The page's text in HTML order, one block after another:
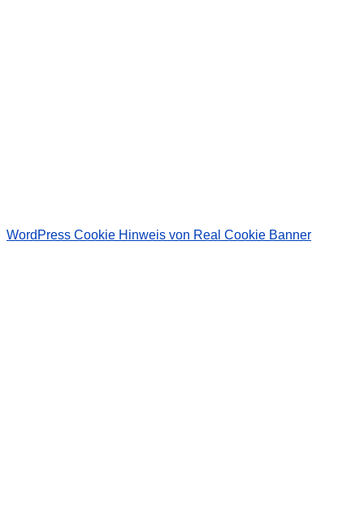
WordPress Cookie Hinweis von Real Cookie Banner